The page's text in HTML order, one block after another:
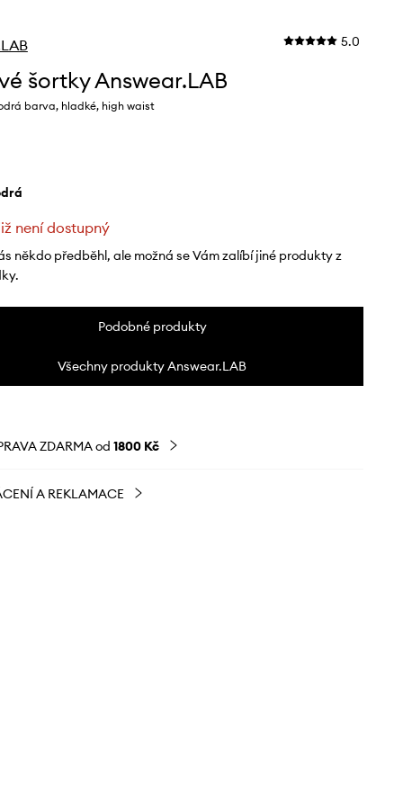
5.0
šortky Answear.LAB
barva, hladké, high waist
není dostupný
někdo předběhl, ale možná se Vám zalíbí jiné produkty z
Podobné produkty
Všechny produkty Answear.LAB
ZDARMA od 1800 Kč
A REKLAMACE